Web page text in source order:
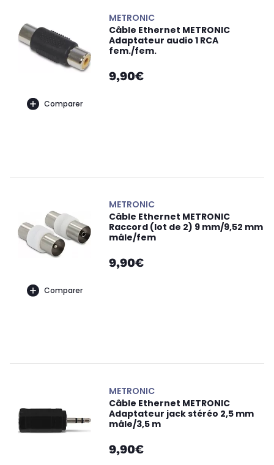
Comparer
METRONIC
Câble Ethernet METRONIC
Adaptateur audio 1 RCA
fem./fem.
9,90€
Comparer
METRONIC
Câble Ethernet METRONIC
Raccord (lot de 2) 9 mm/9,52 mm
mâle/fem
9,90€
METRONIC
Câble Ethernet METRONIC
Adaptateur jack stéréo 2,5 mm
mâle/3,5 m
9,90€